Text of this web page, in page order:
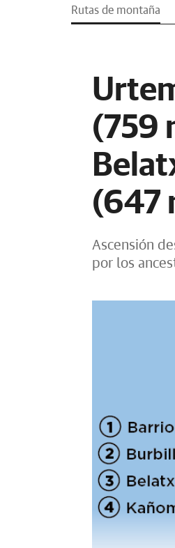
Rutas de montaña
(759
(647
Ascensión
por los